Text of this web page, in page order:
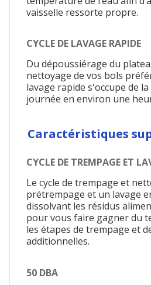
vaisselle ressorte propre.
CYCLE DE LAVAGE RAPIDE
Du dépoussiérage du
nettoyage de vos bols
lavage rapide s'occupe de
journée en environ une
Caractéristiques
CYCLE DE TREMPAGE ET
Le cycle de trempage et
prétrempage et un lavage
dissolvant les résidus
pour vous faire gagner du
les étapes de trempage et
additionnelles.
50 DBA